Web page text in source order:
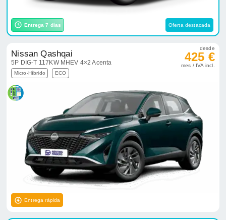
Entrega 7 días Oferta destacada
Nissan Qashqai
5P DIG-T 117KW MHEV 4×2 Acenta
Micro-Híbrido ECO
desde
425 €
mes / IVA incl.
Entrega rápida